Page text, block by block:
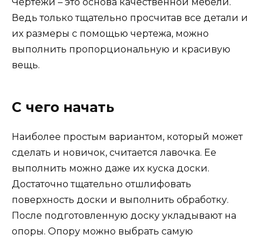
Ведь только тщательно просчитав все детали и
их размеры с помощью чертежа, можно
выполнить пропорциональную и красивую
вещь.
С чего начать
Наиболее простым вариантом, который может
сделать и новичок, считается лавочка. Ее
выполнить можно даже их куска доски.
Достаточно тщательно отшлифовать
поверхность доски и выполнить обработку.
После подготовленную доску укладывают на
опоры. Опору можно выбрать самую